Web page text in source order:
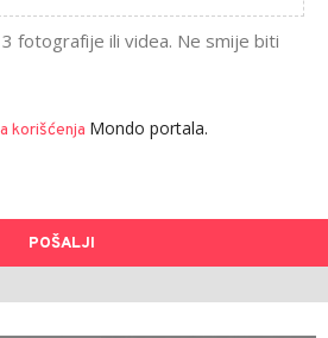
fotografije ili videa. Ne smije biti
korišćenja Mondo portala.
POŠALJI